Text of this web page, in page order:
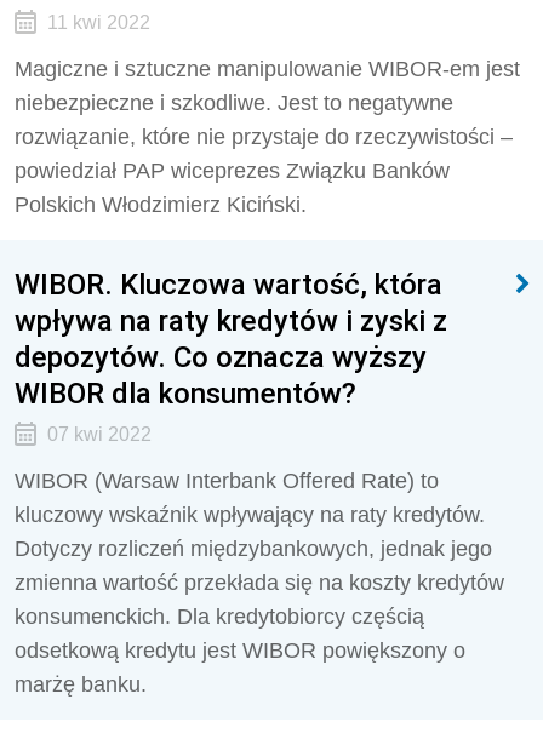
11 kwi 2022
Magiczne i sztuczne manipulowanie WIBOR-em jest
niebezpieczne i szkodliwe. Jest to negatywne
rozwiązanie, które nie przystaje do rzeczywistości –
powiedział PAP wiceprezes Związku Banków
Polskich Włodzimierz Kiciński.
WIBOR. Kluczowa wartość, która
wpływa na raty kredytów i zyski z
depozytów. Co oznacza wyższy
WIBOR dla konsumentów?
07 kwi 2022
WIBOR (Warsaw Interbank Offered Rate) to
kluczowy wskaźnik wpływający na raty kredytów.
Dotyczy rozliczeń międzybankowych, jednak jego
zmienna wartość przekłada się na koszty kredytów
konsumenckich. Dla kredytobiorcy częścią
odsetkową kredytu jest WIBOR powiększony o
marżę banku.